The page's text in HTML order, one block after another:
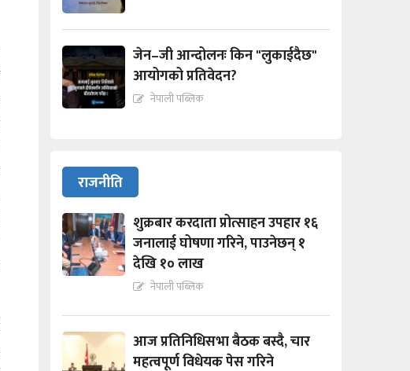
जेन–जी आन्दोलनः किन "लुकाईदैछ"
आयोगको प्रतिवेदन?
नेपाली पब्लिक
राजनीति
शुक्रबार करदाता प्रोत्साहन उपहार १६
जनालाई घोषणा गरिने, पाउनेछन् १
देखि १० लाख
नेपाली पब्लिक
आज प्रतिनिधिसभा बैठक बस्दै, चार
महत्वपूर्ण विधेयक पेस गरिने